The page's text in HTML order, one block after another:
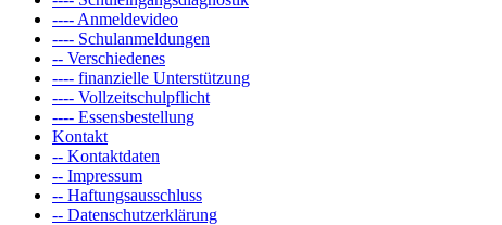
---- Anmeldevideo
---- Schulanmeldungen
-- Verschiedenes
---- finanzielle Unterstützung
---- Vollzeitschulpflicht
---- Essensbestellung
Kontakt
-- Kontaktdaten
-- Impressum
-- Haftungsausschluss
-- Datenschutzerklärung